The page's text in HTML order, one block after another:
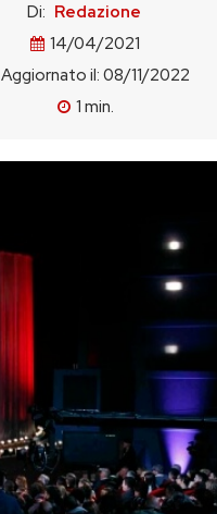
Di: Redazione
14/04/2021
Aggiornato il: 08/11/2022
1 min.